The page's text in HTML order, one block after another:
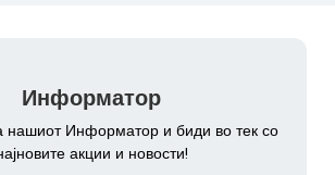
Информатор
нашиот Информатор и биди во тек со
акции и новости!